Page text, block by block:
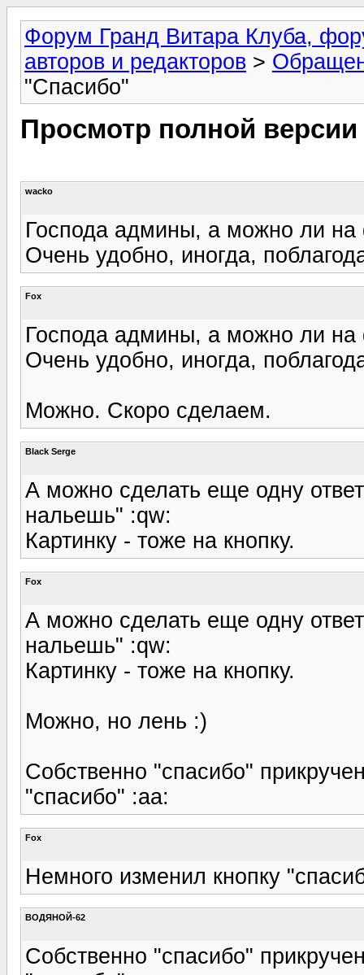
Форум Гранд Витара Клуба,
авторов и редакторов >
"Спасибо"
Просмотр полной
wacko
Господа админы, а можно ли на
Очень удобно, иногда,
Fox
Господа админы, а можно ли на
Очень удобно, иногда,
Можно. Скоро сделаем.
Black Serge
А можно сделать еще одну
нальешь" :qw:
Картинку - тоже на кнопку.
Fox
А можно сделать еще одну
нальешь" :qw:
Картинку - тоже на кнопку.
Можно, но лень :)
Собственно "спасибо"
"спасибо" :aa:
Fox
Немного изменил кнопку
ВОДЯНОЙ-62
Собственно "спасибо"